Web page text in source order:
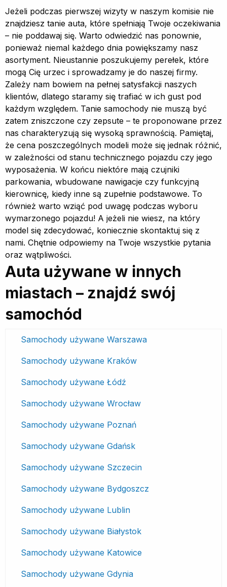
Jeżeli podczas pierwszej wizyty w naszym komisie nie
znajdziesz tanie auta, które spełniają Twoje oczekiwania
– nie poddawaj się. Warto odwiedzić nas ponownie,
ponieważ niemal każdego dnia powiększamy nasz
asortyment. Nieustannie poszukujemy perełek, które
mogą Cię urzec i sprowadzamy je do naszej firmy.
Zależy nam bowiem na pełnej satysfakcji naszych
klientów, dlatego staramy się trafiać w ich gust pod
każdym względem. Tanie samochody nie muszą być
zatem zniszczone czy zepsute – te proponowane przez
nas charakteryzują się wysoką sprawnością. Pamiętaj,
że cena poszczególnych modeli może się jednak różnić,
w zależności od stanu technicznego pojazdu czy jego
wyposażenia. W końcu niektóre mają czujniki
parkowania, wbudowane nawigacje czy funkcyjną
kierownicę, kiedy inne są zupełnie podstawowe. To
również warto wziąć pod uwagę podczas wyboru
wymarzonego pojazdu! A jeżeli nie wiesz, na który
model się zdecydować, koniecznie skontaktuj się z
nami. Chętnie odpowiemy na Twoje wszystkie pytania
oraz wątpliwości.
Auta używane w innych
miastach – znajdź swój
samochód
Samochody używane Warszawa
Samochody używane Kraków
Samochody używane Łódź
Samochody używane Wrocław
Samochody używane Poznań
Samochody używane Gdańsk
Samochody używane Szczecin
Samochody używane Bydgoszcz
Samochody używane Lublin
Samochody używane Białystok
Samochody używane Katowice
Samochody używane Gdynia